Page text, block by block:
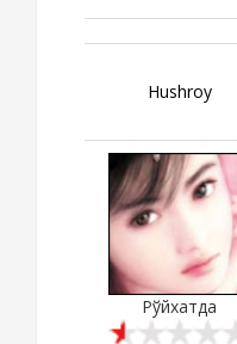
Hushroy
Рўйхатда